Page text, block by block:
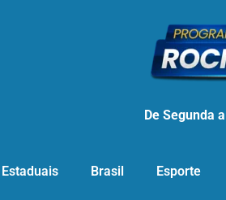
De Segunda
Estaduais Brasil Esporte